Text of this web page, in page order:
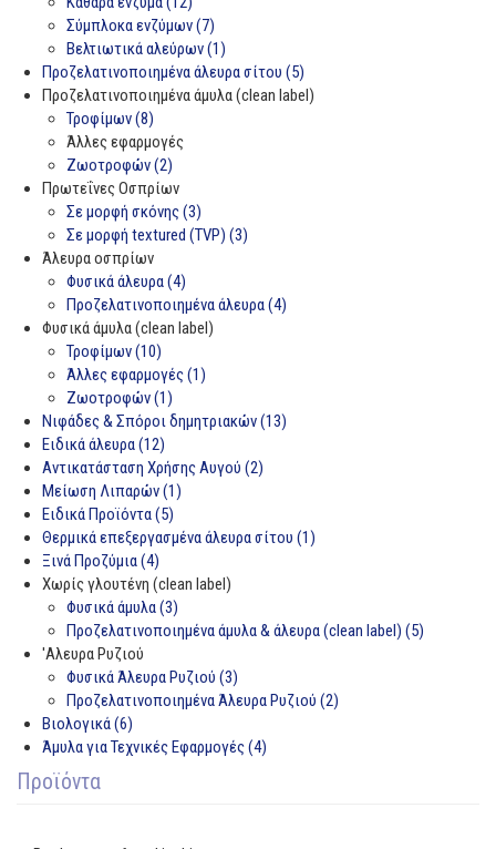
Σύμπλοκα ενζύμων (7)
Βελτιωτικά αλεύρων (1)
Προζελατινοποιημένα άλευρα σίτου (5)
Προζελατινοποιημένα άμυλα (clean label)
Τροφίμων (8)
Άλλες εφαρμογές
Ζωοτροφών (2)
Πρωτεΐνες Οσπρίων
Σε μορφή σκόνης (3)
Σε μορφή textured (TVP) (3)
Άλευρα οσπρίων
Φυσικά άλευρα (4)
Προζελατινοποιημένα άλευρα (4)
Φυσικά άμυλα (clean label)
Τροφίμων (10)
Άλλες εφαρμογές (1)
Ζωοτροφών (1)
Νιφάδες & Σπόροι δημητριακών (13)
Ειδικά άλευρα (12)
Αντικατάσταση Χρήσης Αυγού (2)
Μείωση Λιπαρών (1)
Ειδικά Προϊόντα (5)
Θερμικά επεξεργασμένα άλευρα σίτου (1)
Ξινά Προζύμια (4)
Χωρίς γλουτένη (clean label)
Φυσικά άμυλα (3)
Προζελατινοποιημένα άμυλα & άλευρα (clean label) (5)
'Αλευρα Ρυζιού
Φυσικά Άλευρα Ρυζιού (3)
Προζελατινοποιημένα Άλευρα Ρυζιού (2)
Βιολογικά (6)
Άμυλα για Τεχνικές Εφαρμογές (4)
Προϊόντα